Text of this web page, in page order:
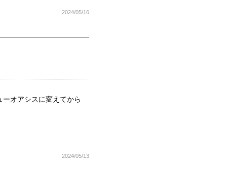
2024/05/16
オアシスに変えてから
2024/05/13